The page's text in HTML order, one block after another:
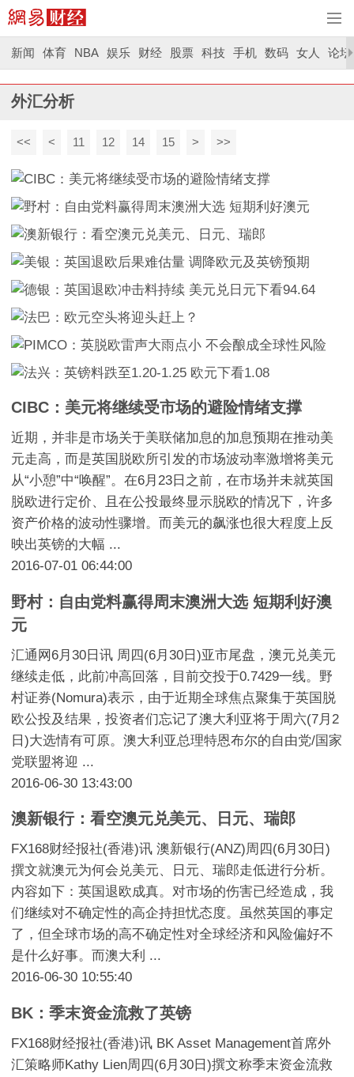
新闻 体育 NBA 娱乐 财经 股票 科技 手机 数码 女人 论坛
外汇分析
<< < 11 12 14 15 > >>
CIBC：美元将继续受市场的避险情绪支撑
近期，并非是市场关于美联储加息的加息预期在推动美
元走高，而是英国脱欧所引发的市场波动率激增将美元
从“小憩”中“唤醒”。在6月23日之前，在市场并未就英国
脱欧进行定价、且在公投最终显示脱欧的情况下，许多
资产价格的波动性骤增。而美元的飙涨也很大程度上反
映出英镑的大幅 ...
2016-07-01 06:44:00
野村：自由党料赢得周末澳洲大选 短期利好澳
元
汇通网6月30日讯 周四(6月30日)亚市尾盘，澳元兑美元
继续走低，此前冲高回落，目前交投于0.7429一线。野
村证券(Nomura)表示，由于近期全球焦点聚集于英国脱
欧公投及结果，投资者们忘记了澳大利亚将于周六(7月2
日)大选情有可原。澳大利亚总理特恩布尔的自由党/国家
党联盟将迎 ...
2016-06-30 13:43:00
澳新银行：看空澳元兑美元、日元、瑞郎
FX168财经报社(香港)讯 澳新银行(ANZ)周四(6月30日)
撰文就澳元为何会兑美元、日元、瑞郎走低进行分析。
内容如下：英国退欧成真。对市场的伤害已经造成，我
们继续对不确定性的高企持担忧态度。虽然英国的事定
了，但全球市场的高不确定性对全球经济和风险偏好不
是什么好事。而澳大利 ...
2016-06-30 10:55:40
BK：季末资金流救了英镑
FX168财经报社(香港)讯 BK Asset Management首席外
汇策略师Kathy Lien周四(6月30日)撰文称季末资金流救